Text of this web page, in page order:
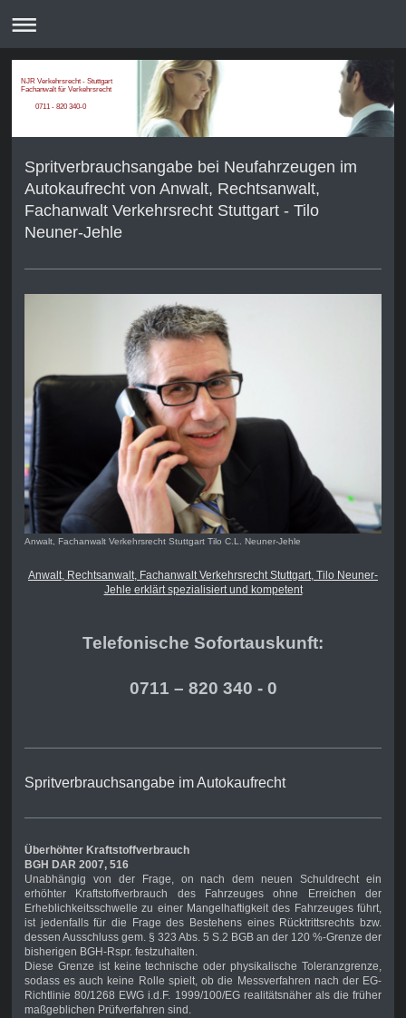
NJR Verkehrsrecht - Stuttgart
Fachanwalt für Verkehrsrecht
0711 - 820 340-0
Spritverbrauchsangabe bei Neufahrzeugen im
Autokaufrecht von Anwalt, Rechtsanwalt,
Fachanwalt Verkehrsrecht Stuttgart - Tilo
Neuner-Jehle
Anwalt, Fachanwalt Verkehrsrecht Stuttgart Tilo C.L. Neuner-Jehle
Anwalt, Rechtsanwalt, Fachanwalt Verkehrsrecht Stuttgart, Tilo Neuner-
Jehle erklärt spezialisiert und kompetent
Telefonische Sofortauskunft:
0711 – 820 340 - 0
Spritverbrauchsangabe im Autokaufrecht
Überhöhter Kraftstoffverbrauch
BGH DAR 2007, 516
Unabhängig von der Frage, on nach dem neuen Schuldrecht ein
erhöhter Kraftstoffverbrauch des Fahrzeuges ohne Erreichen der
Erheblichkeitsschwelle zu einer Mangelhaftigkeit des Fahrzeuges führt,
ist jedenfalls für die Frage des Bestehens eines Rücktrittsrechts bzw.
dessen Ausschluss gem. § 323 Abs. 5 S.2 BGB an der 120 %-Grenze der
bisherigen BGH-Rspr. festzuhalten.
Diese Grenze ist keine technische oder physikalische Toleranzgrenze,
sodass es auch keine Rolle spielt, ob die Messverfahren nach der EG-
Richtlinie 80/1268 EWG i.d.F. 1999/100/EG realitätsnäher als die früher
maßgeblichen Prüfverfahren sind.